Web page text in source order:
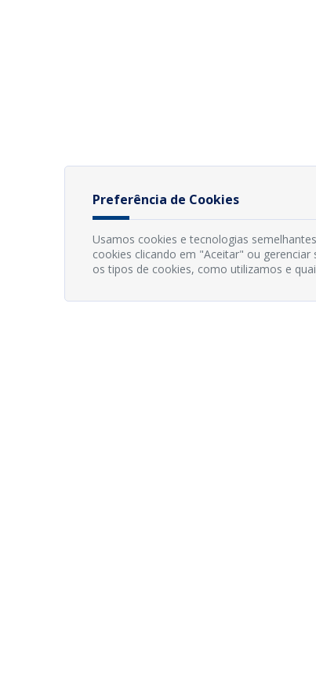
Preferência de Cookies
Usamos cookies e tecnologias
cookies clicando em "Aceitar" ou
os tipos de cookies, como utilizamos e